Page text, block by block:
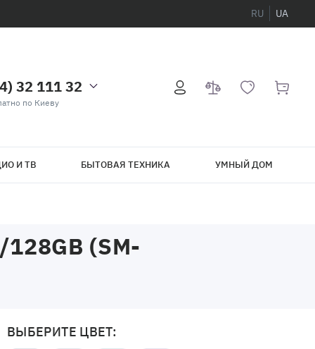
RU UA
32 111 32
по Киеву
И ТВ БЫТОВАЯ ТЕХНИКА УМНЫЙ ДОМ
(SM-
ВЫБЕРИТЕ ЦВЕТ: